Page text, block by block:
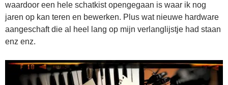
waardoor een hele schatkist opengegaan is waar ik nog
jaren op kan teren en bewerken. Plus wat nieuwe hardware
aangeschaft die al heel lang op mijn verlanglijstje had staan
enz enz.